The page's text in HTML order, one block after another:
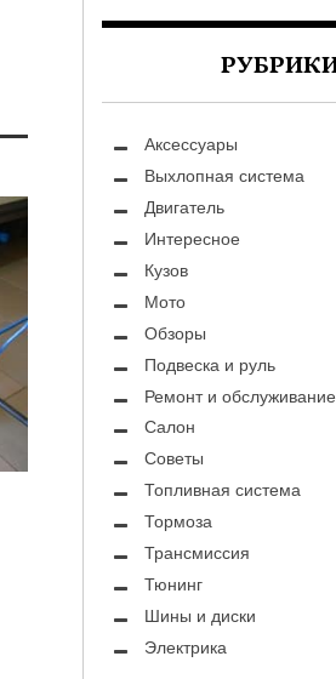
Аксессуары
Выхлопная система
Двигатель
Интересное
Кузов
Мото
Обзоры
Подвеска и руль
Ремонт и обслуживание
Салон
Советы
Топливная система
Тормоза
Трансмиссия
Тюнинг
Шины и диски
Электрика